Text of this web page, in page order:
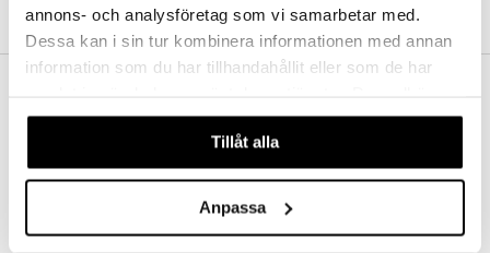
annons- och analysföretag som vi samarbetar med.
Dessa kan i sin tur kombinera informationen med annan
information som du har tillhandahållit eller som de har
våra cookies vid fortsatt användande av vår webbplats.
Tillåt alla
Anpassa
Aina maksuton vaihtoehto, huolimatta siitä ostatko yksittäisen
tuotteen tai koko tilauksellesi joka ylittää 50 €.
NOPEAT TOIMITUKSET
Ennen kello 13.00 tehdyt tilaukset lähetetään normaalisti samana